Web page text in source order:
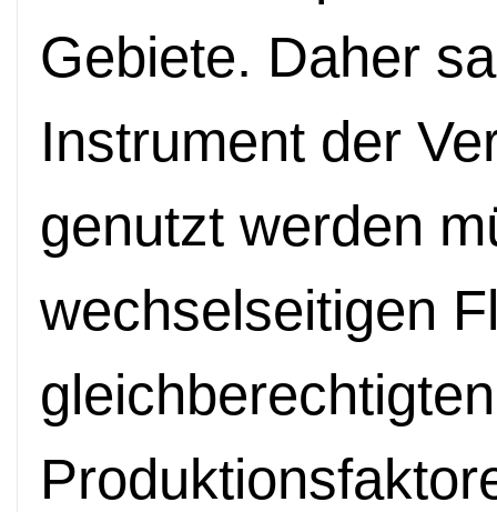
Gebiete. Daher
Instrument der
genutzt werden
wechselseitigen